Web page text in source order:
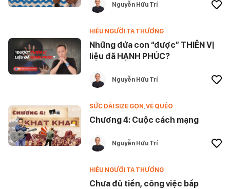
Nguyễn Hữu Trí
HIỂU NGƯỜI TA THƯƠNG
Những đứa con “được” THIÊN VỊ
liệu đã HẠNH PHÚC?
Nguyễn Hữu Trí
SỨC DÀI SIZE GỌN VỀ QUÉO
Chương 4: Cuộc cách mạng
Nguyễn Hữu Trí
HIỂU NGƯỜI TA THƯƠNG
Chưa đủ tiền, công việc bấp